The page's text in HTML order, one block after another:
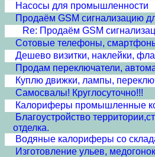
Насосы для промышленности
Продаём GSM сигнализацию
Re: Продаём GSM
Сотовые телефоны,
Дешево визитки, наклейки,
Продам переключатели,
Куплю движки, лампы,
Самосвалы! Круглосуточно!!!
Калориферы промышленные
Благоустройство
отделка.
Водяные калориферы со
Изготовление ульев,